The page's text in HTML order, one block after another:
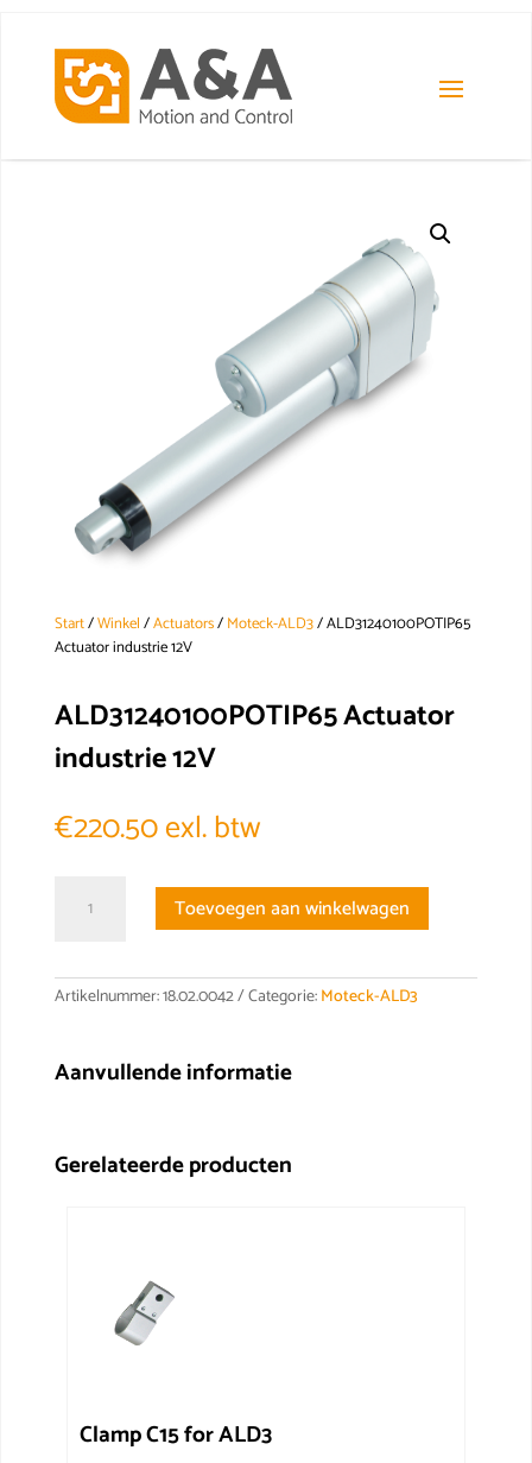
Start/Winkel/Actuators/Moteck-ALD3/ ALD31240100POTIP65
Actuator industrie 12V
ALD31240100POTIP65 Actuator
industrie 12V
€220.50exl. btw
ALD31240100POTIP65
Actuator
aantal
Toevoegen aan winkelwagen
Artikelnummer:18.02.0042 Categorie:Moteck-ALD3
Aanvullende informatie
Gerelateerde producten
Clamp C15 for ALD3